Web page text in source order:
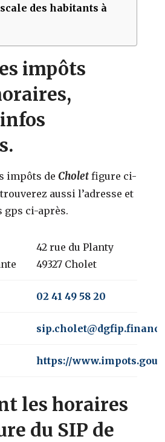
des habitants à
impôts
impôts de Choletfigure ci-
aussi l’adresse et
gps ci-après.
42 rue du Planty
49327 Cholet
02 41 49 58 20
https://
les horaires
du SIP de